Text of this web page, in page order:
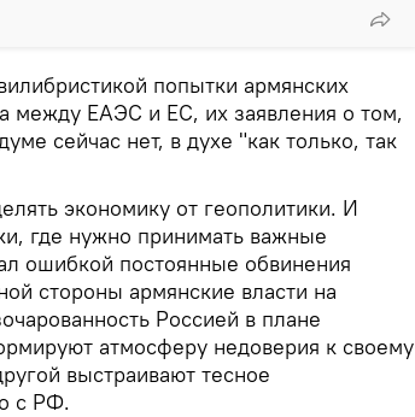
попытки армянских
между ЕАЭС и ЕС, их заявления о том,
сейчас нет, в духе "как только, так
экономику от геополитики. И
где нужно принимать важные
ошибкой постоянные обвинения
стороны армянские власти на
Россией в плане
атмосферу недоверия к своему
выстраивают тесное
с РФ.